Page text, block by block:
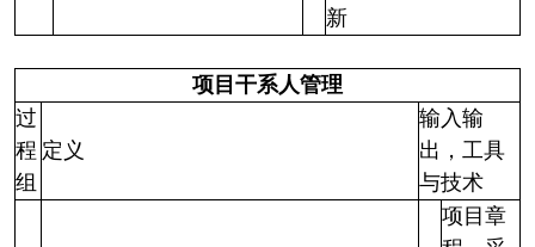
新
项目干系人管理
过
程
组
定义
输入输
出，工具
与技术
项目章